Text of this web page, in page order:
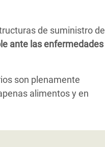
de suministro de
ante las enfermedades
son plenamente
alimentos y en